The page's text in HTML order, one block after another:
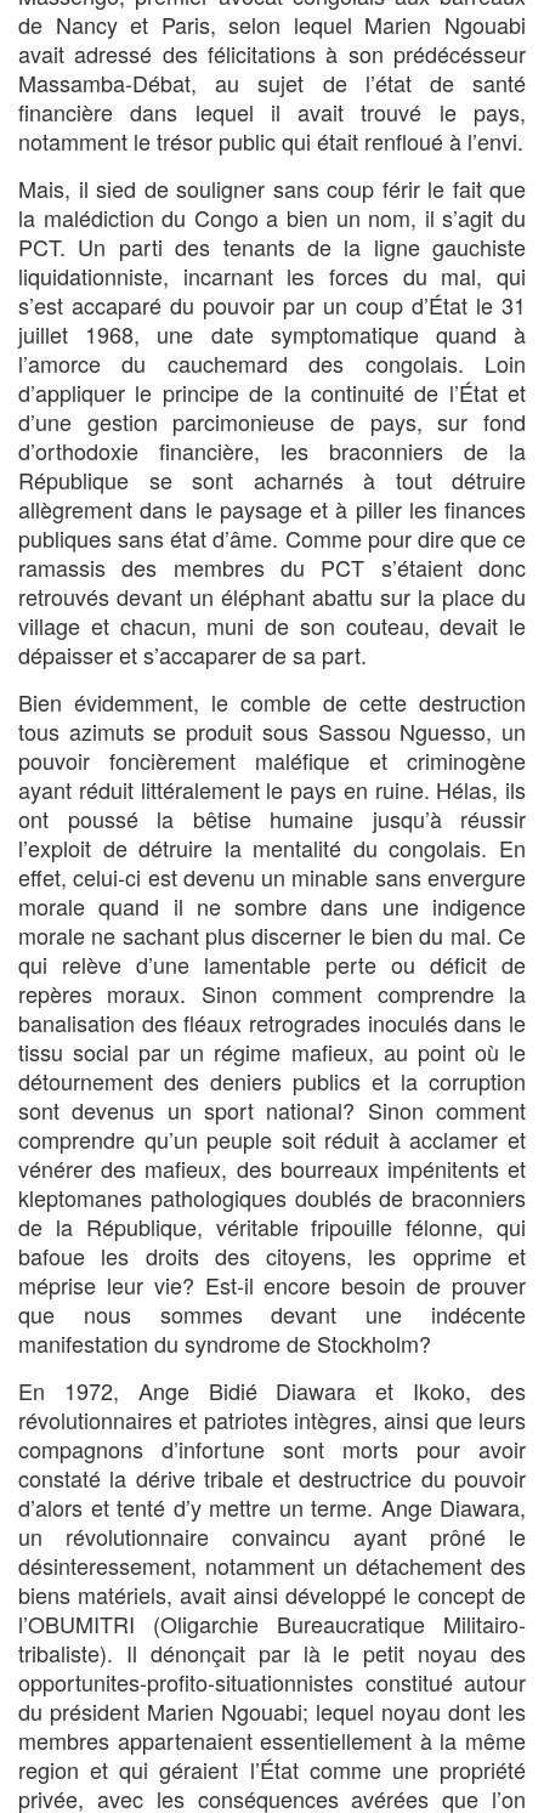
de Nancy et Paris, selon lequel Marien Ngouabi
avait adressé des félicitations à son prédécésseur
Massamba-Débat, au sujet de l’état de santé
financière dans lequel il avait trouvé le pays,
notamment le trésor public qui était renfloué à l’envi.
Mais, il sied de souligner sans coup férir le fait que
la malédiction du Congo a bien un nom, il s’agit du
PCT. Un parti des tenants de la ligne gauchiste
liquidationniste, incarnant les forces du mal, qui
s’est accaparé du pouvoir par un coup d’État le 31
juillet 1968, une date symptomatique quand à
l’amorce du cauchemard des congolais. Loin
d’appliquer le principe de la continuité de l’État et
d’une gestion parcimonieuse de pays, sur fond
d’orthodoxie financière, les braconniers de la
République se sont acharnés à tout détruire
allègrement dans le paysage et à piller les finances
publiques sans état d’âme. Comme pour dire que ce
ramassis des membres du PCT s’étaient donc
retrouvés devant un éléphant abattu sur la place du
village et chacun, muni de son couteau, devait le
dépaisser et s’accaparer de sa part.
Bien évidemment, le comble de cette destruction
tous azimuts se produit sous Sassou Nguesso, un
pouvoir foncièrement maléfique et criminogène
ayant réduit littéralement le pays en ruine. Hélas, ils
ont poussé la bêtise humaine jusqu’à réussir
l’exploit de détruire la mentalité du congolais. En
effet, celui-ci est devenu un minable sans envergure
morale quand il ne sombre dans une indigence
morale ne sachant plus discerner le bien du mal. Ce
qui relève d’une lamentable perte ou déficit de
repères moraux. Sinon comment comprendre la
banalisation des fléaux retrogrades inoculés dans le
tissu social par un régime mafieux, au point où le
détournement des deniers publics et la corruption
sont devenus un sport national? Sinon comment
comprendre qu’un peuple soit réduit à acclamer et
vénérer des mafieux, des bourreaux impénitents et
kleptomanes pathologiques doublés de braconniers
de la République, véritable fripouille félonne, qui
bafoue les droits des citoyens, les opprime et
méprise leur vie? Est-il encore besoin de prouver
que nous sommes devant une indécente
manifestation du syndrome de Stockholm?
En 1972, Ange Bidié Diawara et Ikoko, des
révolutionnaires et patriotes intègres, ainsi que leurs
compagnons d’infortune sont morts pour avoir
constaté la dérive tribale et destructrice du pouvoir
d’alors et tenté d’y mettre un terme. Ange Diawara,
un révolutionnaire convaincu ayant prôné le
désinteressement, notamment un détachement des
biens matériels, avait ainsi développé le concept de
l’OBUMITRI (Oligarchie Bureaucratique Militairo-
tribaliste). Il dénonçait par là le petit noyau des
opportunites-profito-situationnistes constitué autour
du président Marien Ngouabi; lequel noyau dont les
membres appartenaient essentiellement à la même
region et qui géraient l’État comme une propriété
privée, avec les conséquences avérées que l’on